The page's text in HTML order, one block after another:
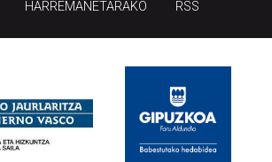
HARREMANETARAKO RSS